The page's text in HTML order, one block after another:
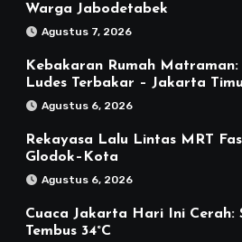
Warga Jabodetabek
Agustus 7, 2026
Kebakaran Rumah
Ludes Terbakar – Jakarta
Agustus 6, 2026
Rekayasa Lalu Lintas MRT
Glodok–Kota
Agustus 6, 2026
Cuaca Jakarta Hari Ini Cerah:
Tembus 34°C